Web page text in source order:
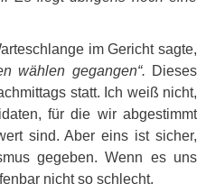
im Gericht sagte,
wählen gegangen“. Dieses
statt. Ich weiß nicht,
für die wir abgestimmt
sind. Aber eins ist sicher,
gegeben. Wenn es uns
nicht so schlecht.